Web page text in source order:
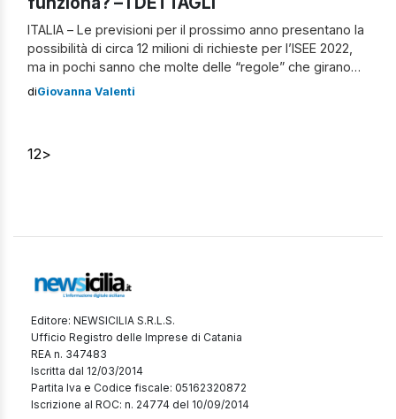
ITALIA – Le previsioni per il prossimo anno presentano la
possibilità di circa 12 milioni di richieste per l’ISEE 2022,
ma in pochi sanno che molte delle “regole” che girano
intorno ai calcoli per il Reddito sono in procinto di
diGiovanna Valenti
12>
Editore: NEWSICILIA S.R.L.S.
Ufficio Registro delle Imprese di Catania
REA n. 347483
Iscritta dal 12/03/2014
Partita Iva e Codice fiscale: 05162320872
Iscrizione al ROC: n. 24774 del 10/09/2014